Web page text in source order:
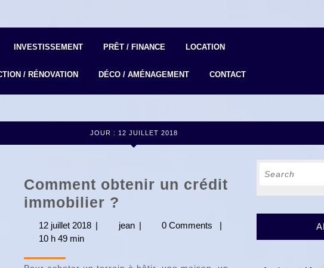
INVESTISSEMENT PRÊT / FINANCE LOCATION
/ RÉNOVATION DÉCO / AMÉNAGEMENT CONTACT
JOUR : 12 JUILLET 2018
Comment obtenir un crédit
immobilier ?
obtenir
12 juillet 2018 12
| jean jean
| 0 Comments
|
10 h 49 min